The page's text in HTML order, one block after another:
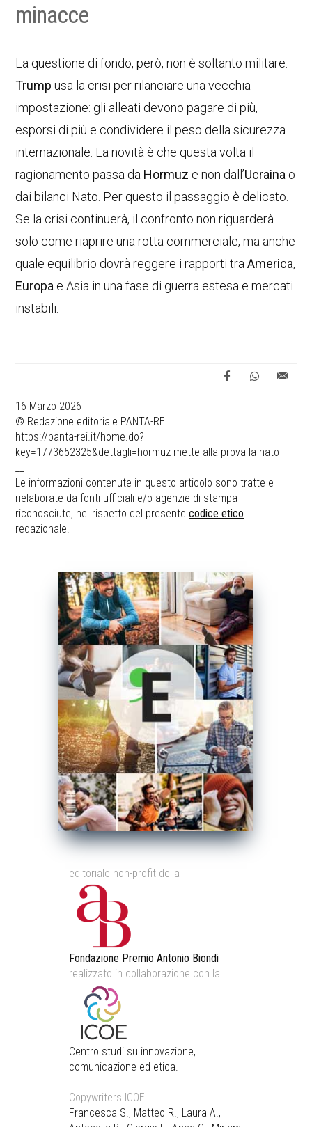
minacce
La questione di fondo, però, non è soltanto militare.
Trump usa la crisi per rilanciare una vecchia
impostazione: gli alleati devono pagare di più,
esporsi di più e condividere il peso della sicurezza
internazionale. La novità è che questa volta il
ragionamento passa da Hormuz e non dall’Ucraina o
dai bilanci Nato. Per questo il passaggio è delicato.
Se la crisi continuerà, il confronto non riguarderà
solo come riaprire una rotta commerciale, ma anche
quale equilibrio dovrà reggere i rapporti traAmerica,
Europa e Asia in una fase di guerra estesa e mercati
instabili.
16 Marzo 2026
© Redazione editoriale PANTA-REI
https://panta-rei.it/home.do?
key=1773652325&dettagli=hormuz-mette-alla-prova-la-nato
Le informazioni contenute in questo articolo sono tratte e
rielaborate da fonti ufficiali e/o agenzie di stampa
riconosciute, nel rispetto del presentecodice etico
redazionale.
editoriale non-profit della
Fondazione Premio Antonio Biondi
realizzato in collaborazione con la
Centro studi su innovazione,
comunicazione ed etica.
Copywriters ICOE
Francesca S., Matteo R., Laura A.,